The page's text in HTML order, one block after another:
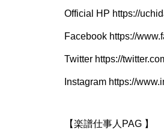
Official HP https://
Facebook https://
Twitter https://
Instagram https://
【楽譜仕事人PAG 】